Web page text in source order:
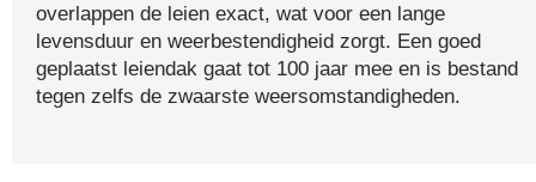
overlappen de leien exact, wat voor een lange
levensduur en weerbestendigheid zorgt. Een goed
geplaatst leiendak gaat tot 100 jaar mee en is bestand
tegen zelfs de zwaarste weersomstandigheden.